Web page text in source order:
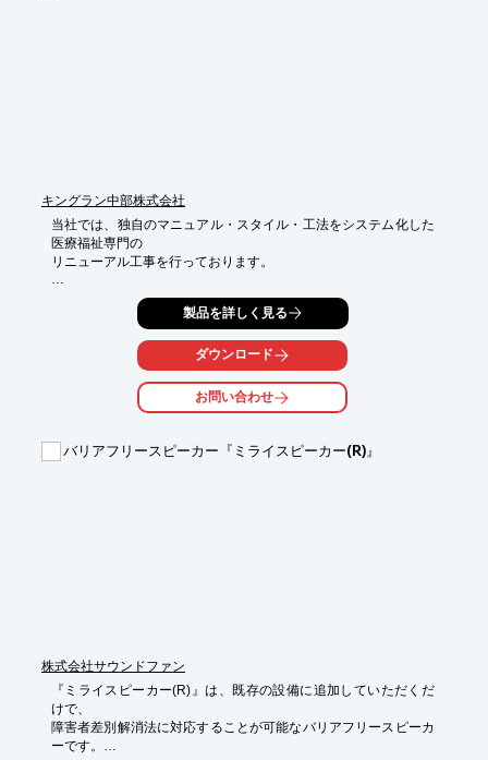
キングラン中部株式会社
当社では、独自のマニュアル・スタイル・工法をシステム化した
医療福祉専門の
リニューアル工事を行っております。
建物の駆体はそのまま、内装部の壁・天井・ドア枠・扉を塗装に
リフレッシュさせるため、病室、居室、待合室など、さまざまな
新築同様に生まれ変わります。
施設利用者様への配慮を最優先に、低コスト・短時間で快適な設
ご提供いたします。
製品を詳しく見る
ダウンロード
お問い合わせ
バリアフリースピーカー『ミライスピーカー(R)』
株式会社サウンドファン
『ミライスピーカー(R)』は、既存の設備に追加していただくだ
けで、
障害者差別解消法に対応することが可能なバリアフリースピーカ
ーです。